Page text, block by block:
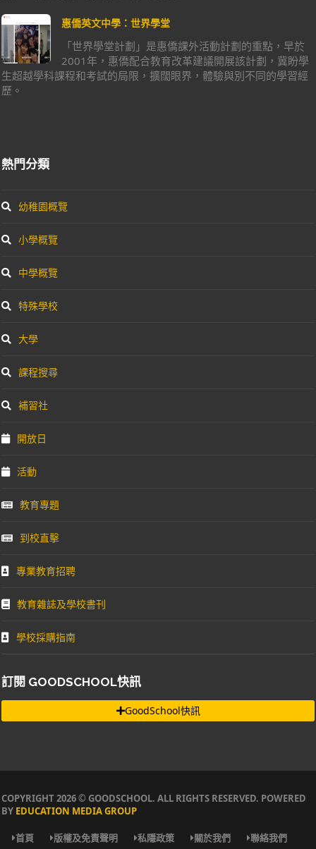
惠僑英文中學：世界學堂
「世界學堂計劃」是惠僑課外活動計劃的重點，早於
2001年，惠僑配合教育改革建議開展該計劃，冀盼學
生超越學科課程和考試的局限，擴闊眼界，體驗與別不同的學習經
歷。
熱門分類
幼稚園概覽
小學概覽
中學概覽
特殊學校
大學
課程搜尋
補習社
開放日
活動
教育專題
到校直擊
專業教育招聘
教育雜誌及學校書刊
學校採購指南
訂閱 GOODSCHOOL快訊
GoodSchool快訊
COPYRIGHT 2026 © GOODSCHOOL. ALL RIGHTS RESERVED. POWERED
BY EDUCATION MEDIA GROUP
首頁 版權及免責聲明 私隱政策 關於我們 聯絡我們